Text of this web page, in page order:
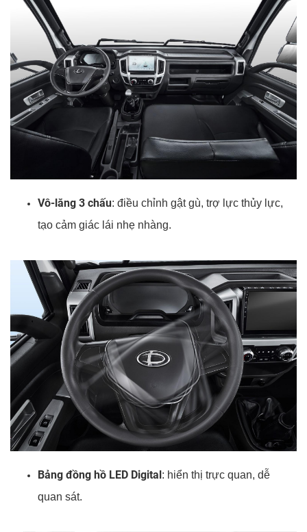
Vô-lăng 3 chấu: điều chỉnh gật gù, trợ lực thủy lực,
tạo cảm giác lái nhẹ nhàng.
Bảng đồng hồ LED Digital: hiển thị trực quan, dễ
quan sát.